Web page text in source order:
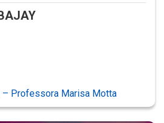
– Professora Marisa Motta